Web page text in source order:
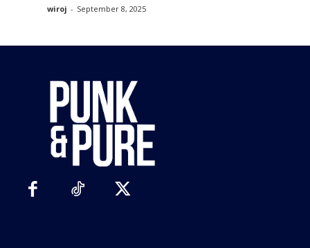
wiroj - September 8, 2025